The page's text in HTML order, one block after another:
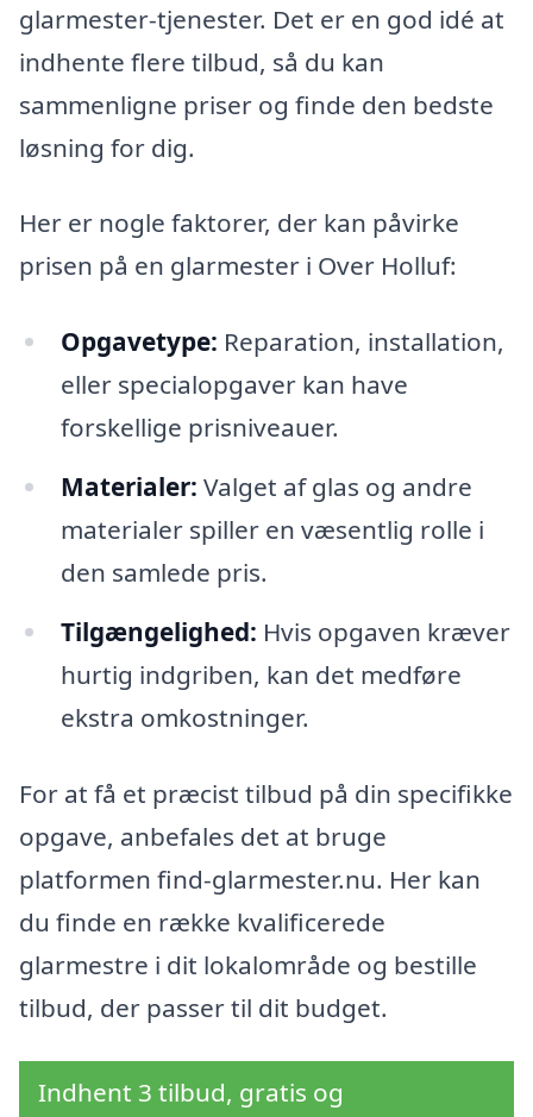
glarmester-tjenester. Det er en god idé at
indhente flere tilbud, så du kan
sammenligne priser og finde den bedste
løsning for dig.
Her er nogle faktorer, der kan påvirke
prisen på en glarmester i Over Holluf:
Opgavetype: Reparation, installation,
eller specialopgaver kan have
forskellige prisniveauer.
Materialer: Valget af glas og andre
materialer spiller en væsentlig rolle i
den samlede pris.
Tilgængelighed: Hvis opgaven kræver
hurtig indgriben, kan det medføre
ekstra omkostninger.
For at få et præcist tilbud på din specifikke
opgave, anbefales det at bruge
platformen find-glarmester.nu. Her kan
du finde en række kvalificerede
glarmestre i dit lokalområde og bestille
tilbud, der passer til dit budget.
Indhent 3 tilbud, gratis og